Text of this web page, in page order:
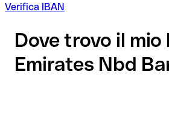
Verifica IBAN
Dove trovo il mio
Emirates Nbd